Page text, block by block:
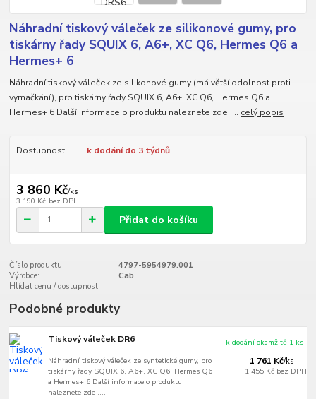
Náhradní tiskový váleček ze silikonové gumy, pro
tiskárny řady SQUIX 6, A6+, XC Q6, Hermes Q6 a
Hermes+ 6
Náhradní tiskový váleček ze silikonové gumy (má větší odolnost proti
vymačkání), pro tiskárny řady SQUIX 6, A6+, XC Q6, Hermes Q6 a
Hermes+ 6 Další informace o produktu naleznete zde .... celý popis
Dostupnost k dodání do 3 týdnů
3 860 Kč/ks
3 190 Kč bez DPH
Přidat do košíku
Číslo produktu:
4797-5954979.001
Výrobce:
Cab
Hlídat cenu / dostupnost
Podobné produkty
Tiskový váleček DR6
Náhradní tiskový váleček ze syntetické gumy, pro
tiskárny řady SQUIX 6, A6+, XC Q6, Hermes Q6
a Hermes+ 6 Další informace o produktu
naleznete zde ....
1 761 Kč/ks
1 455 Kč bez DPH
k dodání okamžitě 1 ks